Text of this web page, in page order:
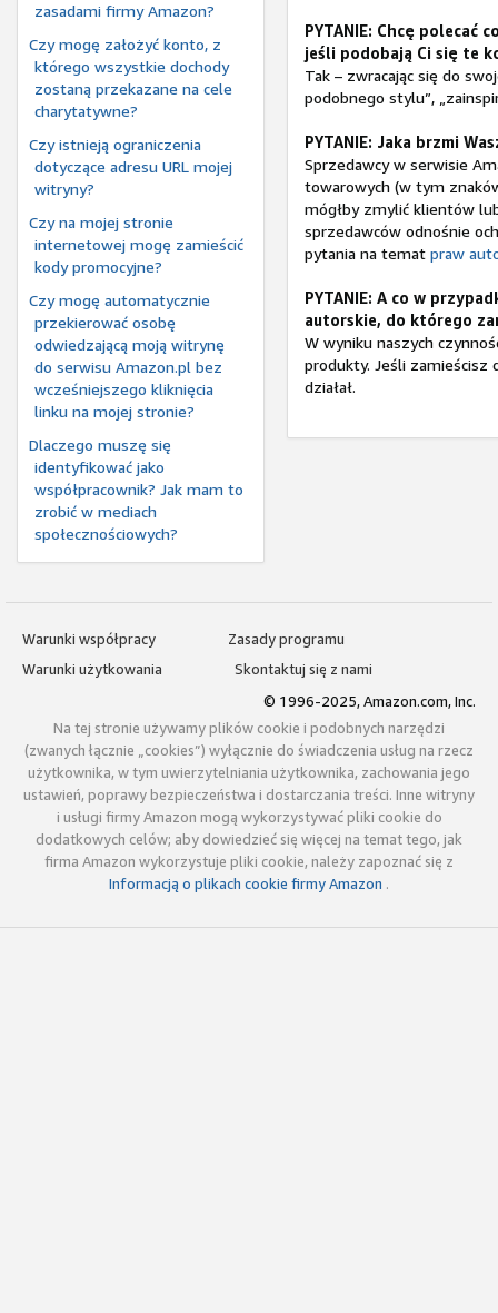
zasadami firmy Amazon?
Czy mogę założyć konto, z
którego wszystkie dochody
zostaną przekazane na cele
charytatywne?
Czy istnieją ograniczenia
dotyczące adresu URL mojej
witryny?
Czy na mojej stronie
internetowej mogę zamieścić
kody promocyjne?
Czy mogę automatycznie
przekierować osobę
odwiedzającą moją witrynę
do serwisu Amazon.pl bez
wcześniejszego kliknięcia
linku na mojej stronie?
Dlaczego muszę się
identyfikować jako
współpracownik? Jak mam to
zrobić w mediach
społecznościowych?
PYTANIE: Chcę
jeśli podobają Ci się te
Tak – zwracając się do
podobnego stylu”,
PYTANIE: Jaka brzmi
Sprzedawcy w serwisie
towarowych (w tym
mógłby zmylić klientów
sprzedawców odnośnie
pytania na temat praw
PYTANIE: A co w
autorskie, do którego
W wyniku naszych
produkty. Jeśli zamieścisz
działał.
Warunki współpracy
Zasady programu
Warunki użytkowania
Skontaktuj się z nami
© 1996-2025, Amazon.com, Inc.
Na tej stronie używamy plików cookie i podobnych narzędzi
(zwanych łącznie „cookies”) wyłącznie do świadczenia usług na rzecz
użytkownika, w tym uwierzytelniania użytkownika, zachowania jego
ustawień, poprawy bezpieczeństwa i dostarczania treści. Inne witryny
i usługi firmy Amazon mogą wykorzystywać pliki cookie do
dodatkowych celów; aby dowiedzieć się więcej na temat tego, jak
firma Amazon wykorzystuje pliki cookie, należy zapoznać się z
Informacją o plikach cookie firmy Amazon .